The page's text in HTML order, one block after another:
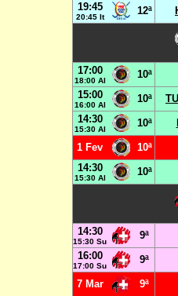
19:45
20:45 It
12ª
17:00
18:00 Al
10ª
15:00
16:00 Al
10ª
14:30
15:30 Al
10ª
1 Fev
10ª
14:30
15:30 Al
10ª
14:30
15:30 Su
9ª
16:00
17:00 Su
9ª
7 Mar
9ª